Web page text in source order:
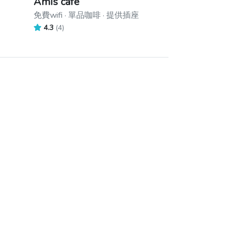
免費wifi · 單品咖啡 · 提供插座
4.3 (4)